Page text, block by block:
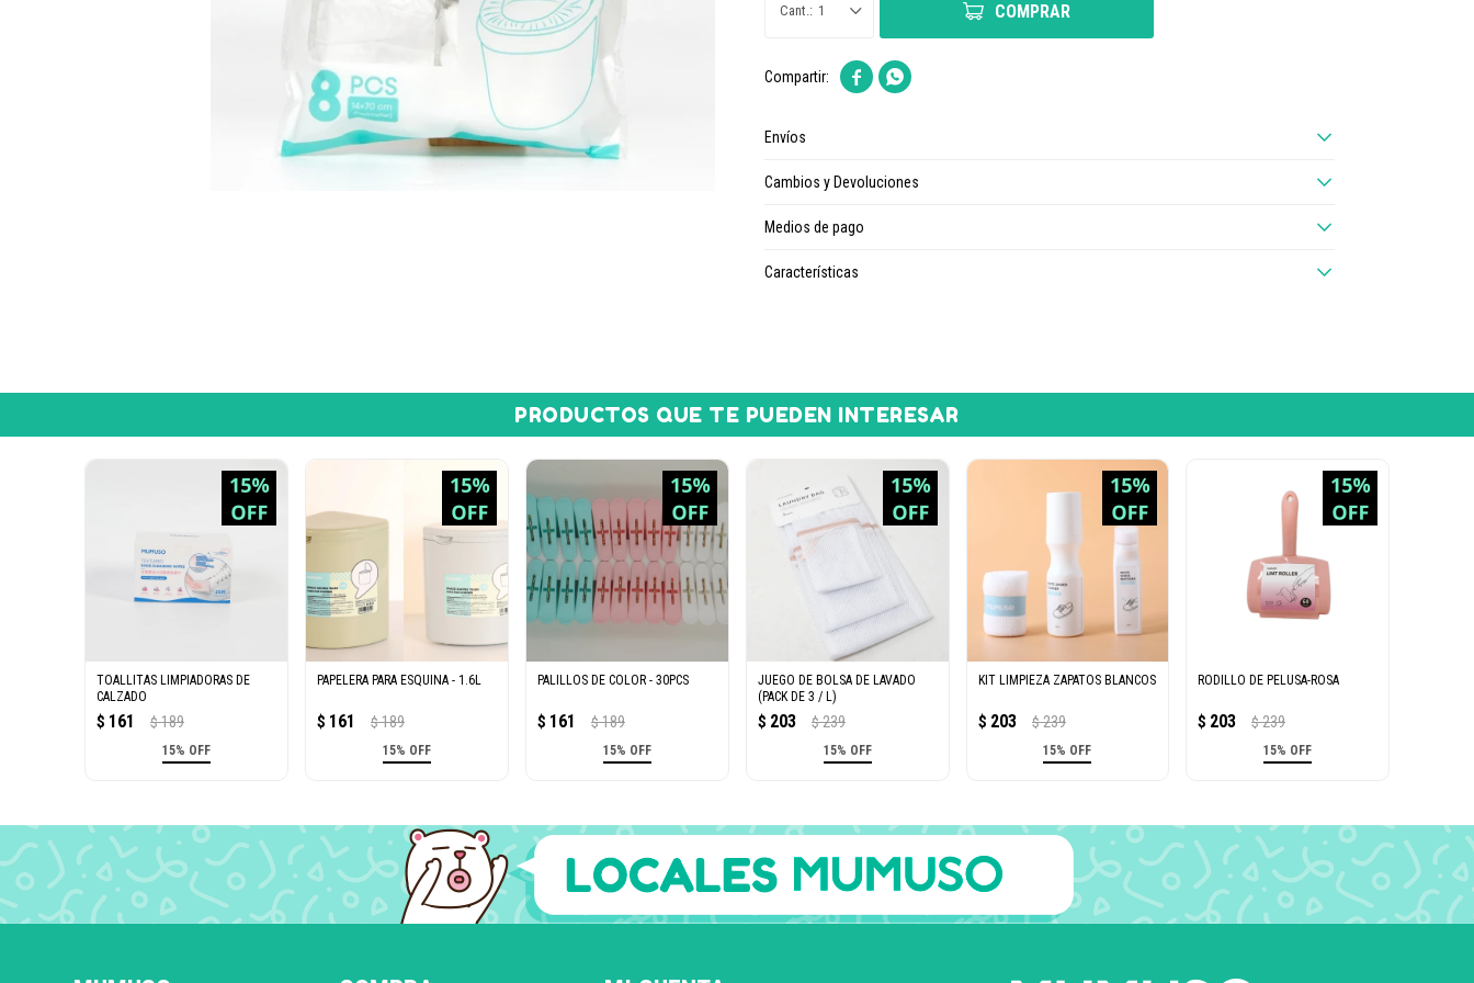
1 COMPRAR
 
Envíos
Cambios y Devoluciones
Medios de pago
Características
PRODUCTOS QUE TE PUEDEN INTERESAR
TOALLITAS LIMPIADORAS DE
CALZADO
$ 161 $ 189
15% OFF
PAPELERA PARA ESQUINA - 1.6L
$ 161 $ 189
15% OFF
PALILLOS DE COLOR - 30PCS
$ 161 $ 189
15% OFF
JUEGO DE BOLSA DE LAVADO
(PACK DE 3 / L)
$ 203 $ 239
15% OFF
KIT LIMPIEZA ZAPATOS BLANCOS
$ 203 $ 239
15% OFF
RODILLO DE PELUSA-ROSA
$ 203 $ 239
15% OFF